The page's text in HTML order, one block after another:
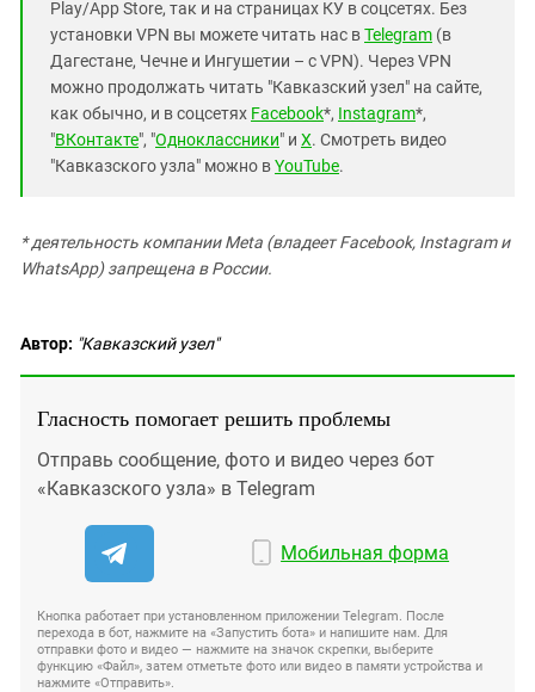
Play/App Store, так и на страницах КУ в соцсетях. Без
установки VPN вы можете читать нас вTelegram (в
Дагестане, Чечне и Ингушетии – с VPN). Через VPN
можно продолжать читать "Кавказский узел" на сайте,
как обычно, и в соцсетях Facebook*, Instagram*,
"ВКонтакте", "Одноклассники" и X. Смотреть видео
"Кавказского узла" можно вYouTube.
* деятельность компании Meta (владеет Facebook, Instagram и
WhatsApp) запрещена в России.
Автор: "Кавказский узел"
Гласность помогает решить проблемы
Отправь сообщение, фото и видео через бот
«Кавказского узла» в Telegram
Мобильная форма
Кнопка работает при установленном приложении Telegram. После
перехода в бот, нажмите на «Запустить бота» и напишите нам. Для
отправки фото и видео — нажмите на значок скрепки, выберите
функцию «Файл», затем отметьте фото или видео в памяти устройства и
нажмите «Отправить».